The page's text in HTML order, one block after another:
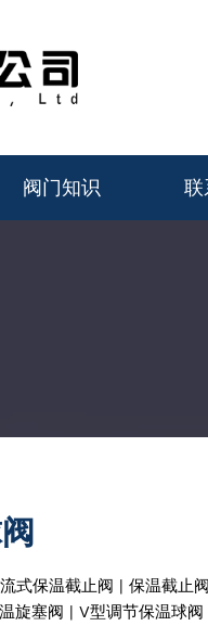
阀门知识 联
式保温截止阀 | 保温截止阀
旋塞阀 | V型调节保温球阀